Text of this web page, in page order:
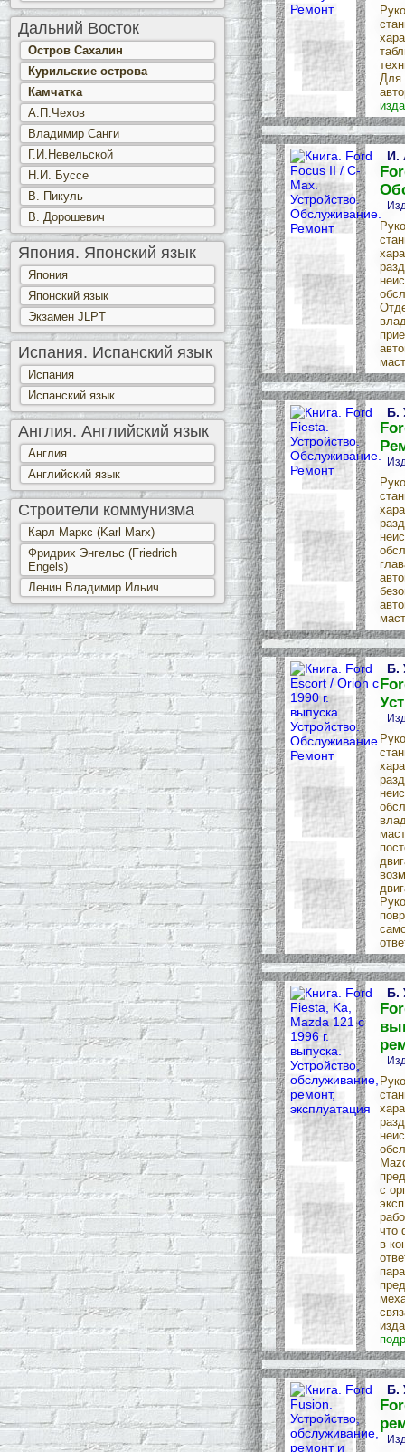
Дальний Восток
Остров Сахалин
Курильские острова
Камчатка
А.П.Чехов
Владимир Санги
Г.И.Невельской
Н.И. Буссе
В. Пикуль
В. Дорошевич
Япония. Японский язык
Япония
Японский язык
Экзамен JLPT
Испания. Испанский язык
Испания
Испанский язык
Англия. Английский язык
Англия
Английский язык
Строители коммунизма
Карл Маркс (Karl Marx)
Фридрих Энгельс (Friedrich
Engels)
Ленин Владимир Ильич
Для
И.
Б.
Б.
Б.
с
что
в
Б.